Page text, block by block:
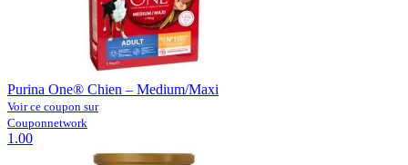
Purina One® Chien – Medium/Maxi
Voir ce coupon sur
Couponnetwork
1.00